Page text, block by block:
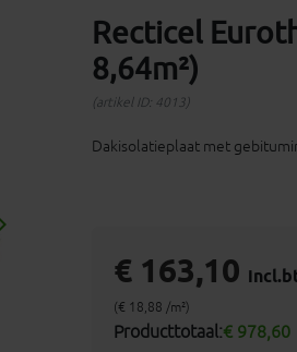
Volgende
keyboard_arrow_right
Recticel
8,64m²)
(artikel ID: 4013)
Dakisolatieplaat met
€ 163,10
(€ 18,88 /m²)
Producttotaal:€ 978,60